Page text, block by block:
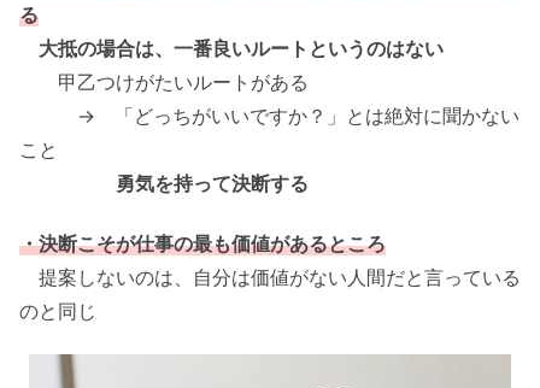
る
大抵の場合は、一番良いルートというのはない
甲乙つけがたいルートがある
→ 「どっちがいいですか？」とは絶対に聞かない
こと
勇気を持って決断する
・決断こそが仕事の最も価値があるところ
提案しないのは、自分は価値がない人間だと言っている
のと同じ